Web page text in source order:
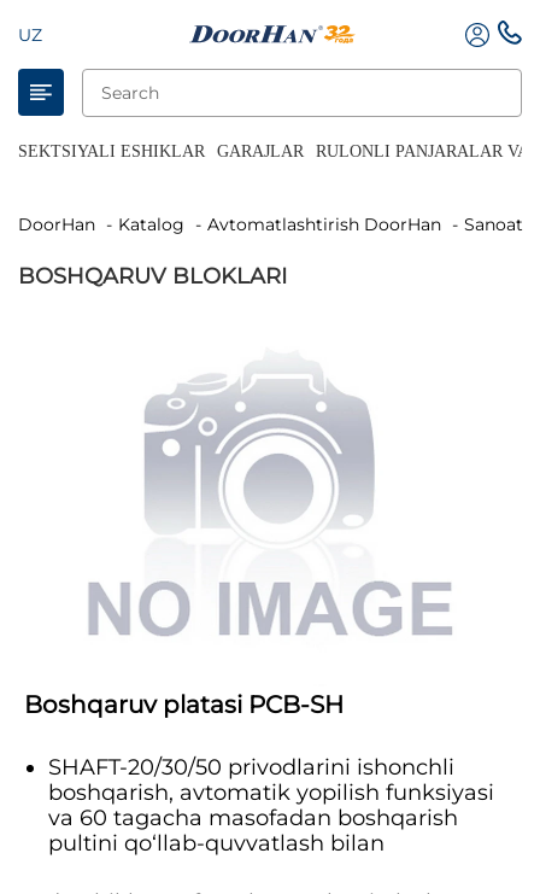
UZ
SEKTSIYALI ESHIKLAR GARAJLAR RULONLI PANJARALAR VA
DoorHan Katalog Avtomatlashtirish DoorHan Sanoat
BOSHQARUV BLOKLARI
Boshqaruv platasi PCB-SH
SHAFT-20/30/50 privodlarini ishonchli
boshqarish, avtomatik yopilish funksiyasi
va 60 tagacha masofadan boshqarish
pultini qo‘llab-quvvatlash bilan